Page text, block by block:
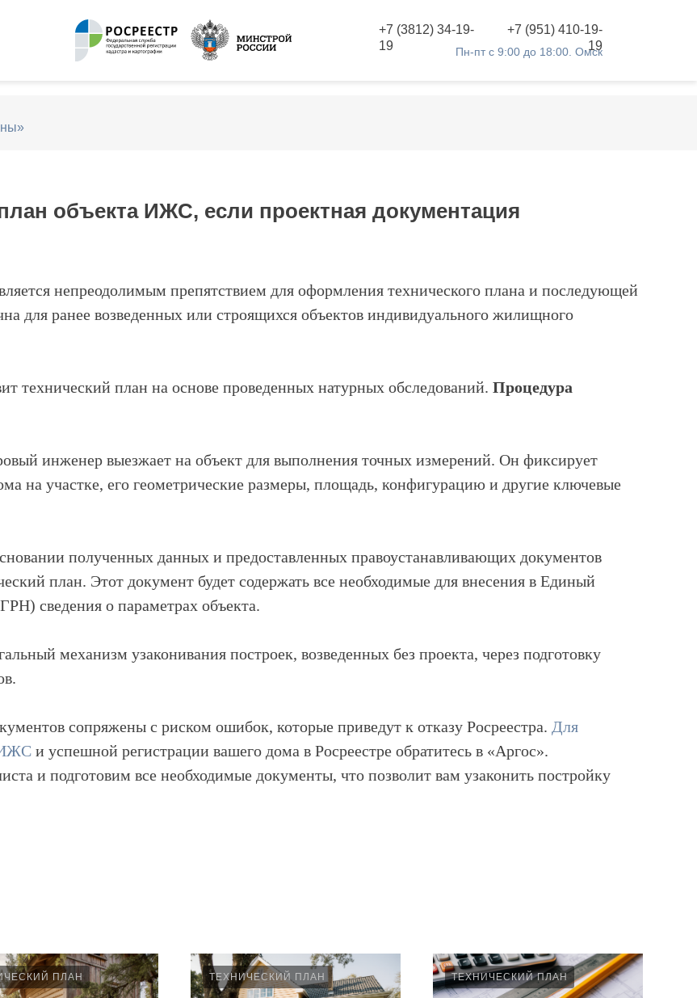
Пн-пт с 9:00 до 18:00. Омск
+7 (951) 410-19-
19
+7 (3812) 34-19-
19
объекта ИЖС, если проектная документация
непреодолимым препятствием для оформления технического плана и последующей
для ранее возведенных или строящихся объектов индивидуального жилищного
технический план на основе проведенных натурных обследований. Процедура
инженер выезжает на объект для выполнения точных измерений. Он фиксирует
на участке, его геометрические размеры, площадь, конфигурацию и другие ключевые
полученных данных и предоставленных правоустанавливающих документов
план. Этот документ будет содержать все необходимые для внесения в Единый
сведения о параметрах объекта.
механизм узаконивания построек, возведенных без проекта, через подготовку
сопряжены с риском ошибок, которые приведут к отказу Росреестра. Для
ИЖС и успешной регистрации вашего дома в Росреестре обратитесь в «Аргос».
и подготовим все необходимые документы, что позволит вам узаконить постройку
ПЛАН ТЕХНИЧЕСКИЙ ПЛАН ТЕХНИЧЕСКИЙ ПЛАН